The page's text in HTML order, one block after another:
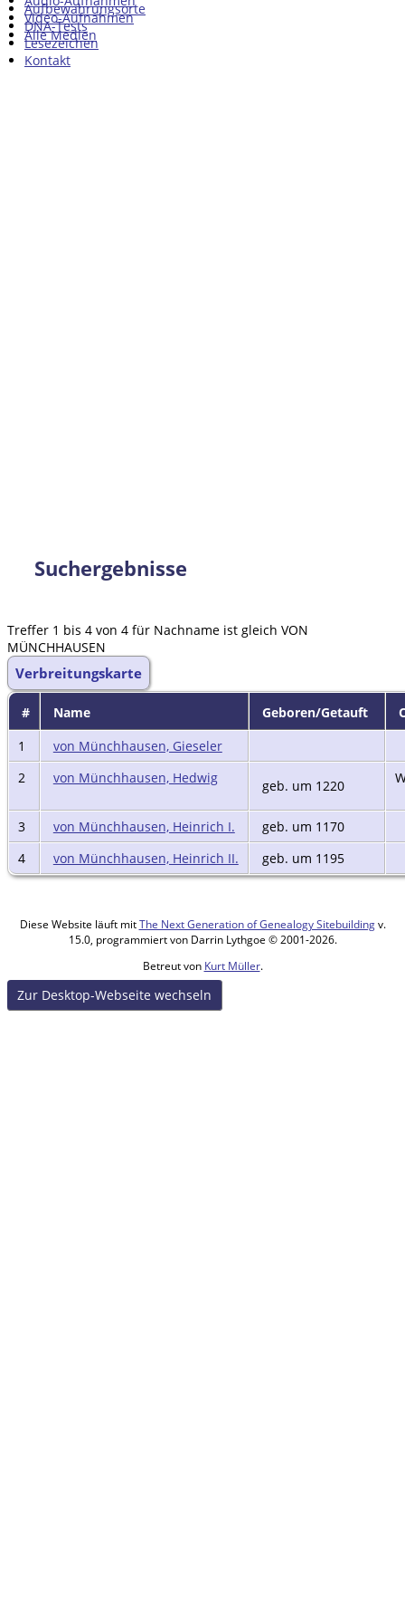
Video-Aufnahmen
Alle Medien
Aufbewahrungsorte
DNA-Tests
Lesezeichen
Kontakt
Suchergebnisse
Treffer 1 bis 4 von 4 für Nachname ist gleich VON
MÜNCHHAUSEN
Verbreitungskarte
# Name Geboren/Getauft
1
von Münchhausen, Gieseler
2
von Münchhausen, Hedwig geb. um 1220
3 von Münchhausen, Heinrich I.
geb. um 1170
4
von Münchhausen, Heinrich II. geb. um 1195
Diese Website läuft mitThe Next Generation of Genealogy Sitebuildingv.
15.0, programmiert von Darrin Lythgoe © 2001-2026.
Betreut von Kurt Müller.
Zur Desktop-Webseite wechseln